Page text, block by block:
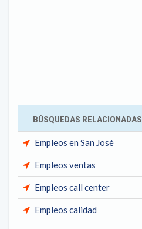
BÚSQUEDAS RELACIONADAS
Empleos en San José
Empleos ventas
Empleos call center
Empleos calidad